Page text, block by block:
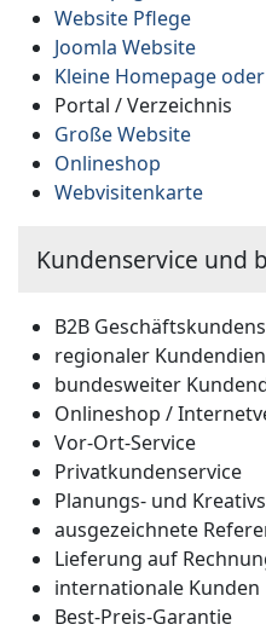
Website Pflege
Joomla Website
Kleine Homepage
Portal / Verzeichnis
Große Website
Onlineshop
Webvisitenkarte
Kundenservice und
B2B
regionaler
bundesweiter
Onlineshop /
Vor-Ort-Service
Privatkundenservice
Planungs- und
ausgezeichnete
Lieferung auf
internationale Kunden
Best-Preis-Garantie